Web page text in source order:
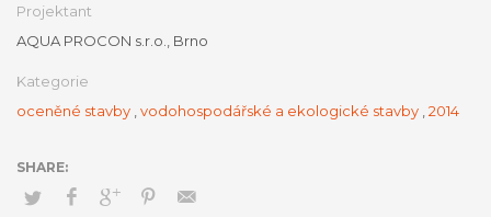
Projektant
AQUA PROCON s.r.o., Brno
Kategorie
oceněné stavby vodohospodářské a ekologické stavby 2014